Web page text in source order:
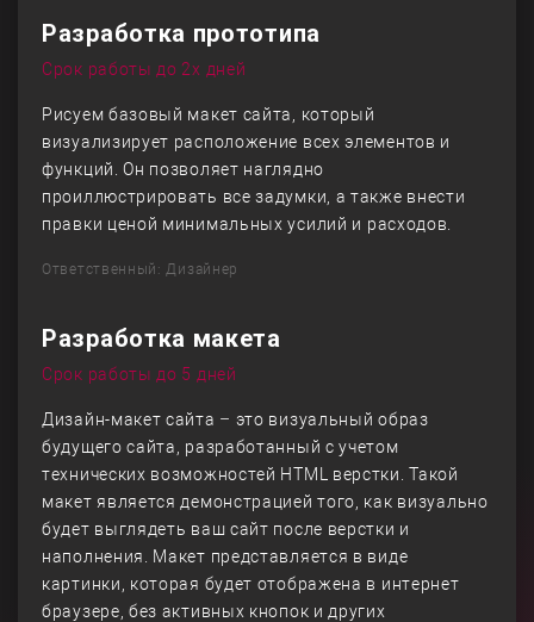
Разработка прототипа
Срок работы до 2х дней
Рисуем базовый макет сайта, который
визуализирует расположение всех элементов и
функций. Он позволяет наглядно
проиллюстрировать все задумки, а также внести
правки ценой минимальных усилий и расходов.
Ответственный: Дизайнер
Разработка макета
Срок работы до 5 дней
Дизайн-макет сайта – это визуальный образ
будущего сайта, разработанный с учетом
технических возможностей HTML верстки. Такой
макет является демонстрацией того, как визуально
будет выглядеть ваш сайт после верстки и
наполнения. Макет представляется в виде
картинки, которая будет отображена в интернет
браузере, без активных кнопок и других